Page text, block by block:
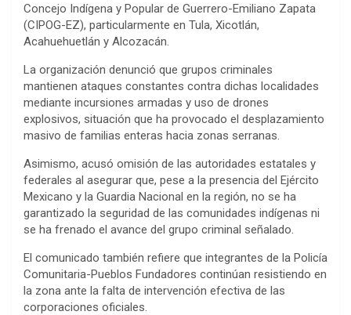
Concejo Indígena y Popular de Guerrero-Emiliano Zapata
(CIPOG-EZ), particularmente en Tula, Xicotlán,
Acahuehuetlán y Alcozacán.
La organización denunció que grupos criminales
mantienen ataques constantes contra dichas localidades
mediante incursiones armadas y uso de drones
explosivos, situación que ha provocado el desplazamiento
masivo de familias enteras hacia zonas serranas.
Asimismo, acusó omisión de las autoridades estatales y
federales al asegurar que, pese a la presencia del Ejército
Mexicano y la Guardia Nacional en la región, no se ha
garantizado la seguridad de las comunidades indígenas ni
se ha frenado el avance del grupo criminal señalado.
El comunicado también refiere que integrantes de la Policía
Comunitaria-Pueblos Fundadores continúan resistiendo en
la zona ante la falta de intervención efectiva de las
corporaciones oficiales.